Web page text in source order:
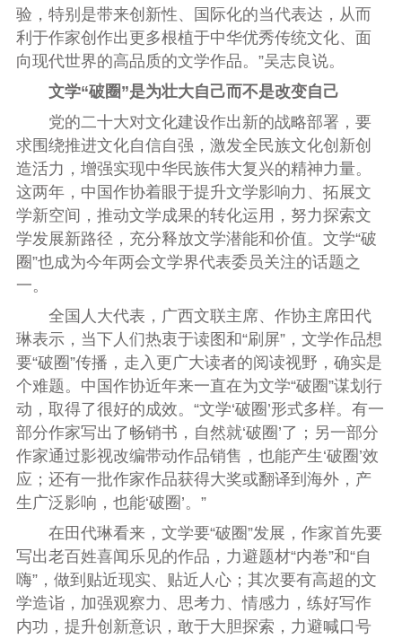
验，特别是带来创新性、国际化的当代表达，从而
利于作家创作出更多根植于中华优秀传统文化、面
向现代世界的高品质的文学作品。”吴志良说。
文学“破圈”是为壮大自己而不是改变自己
党的二十大对文化建设作出新的战略部署，要
求围绕推进文化自信自强，激发全民族文化创新创
造活力，增强实现中华民族伟大复兴的精神力量。
这两年，中国作协着眼于提升文学影响力、拓展文
学新空间，推动文学成果的转化运用，努力探索文
学发展新路径，充分释放文学潜能和价值。文学“破
圈”也成为今年两会文学界代表委员关注的话题之
一。
全国人大代表，广西文联主席、作协主席田代
琳表示，当下人们热衷于读图和“刷屏”，文学作品想
要“破圈”传播，走入更广大读者的阅读视野，确实是
个难题。中国作协近年来一直在为文学“破圈”谋划行
动，取得了很好的成效。“文学‘破圈’形式多样。有一
部分作家写出了畅销书，自然就‘破圈’了；另一部分
作家通过影视改编带动作品销售，也能产生‘破圈’效
应；还有一批作家作品获得大奖或翻译到海外，产
生广泛影响，也能‘破圈’。”
在田代琳看来，文学要“破圈”发展，作家首先要
写出老百姓喜闻乐见的作品，力避题材“内卷”和“自
嗨”，做到贴近现实、贴近人心；其次要有高超的文
学造诣，加强观察力、思考力、情感力，练好写作
内功，提升创新意识，敢于大胆探索，力避喊口号